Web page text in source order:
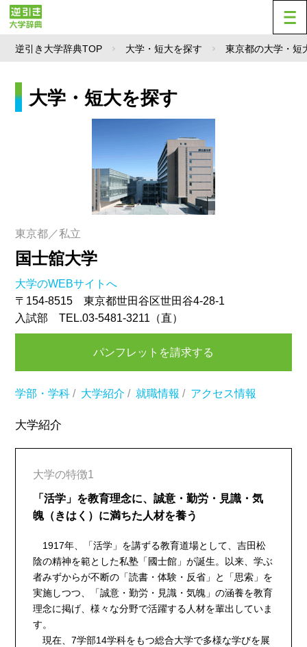
逆引き大学辞典TOP 大学・短大を探す 東京都の大学・短
大学・短大を探す
東京都／私立
国士舘大学
大学のWEBサイトへ
〒154-8515 東京都世田谷区世田谷4-28-1
入試部 TEL.03-5481-3211（直）
パンフレットを請求する
学部・学科 / 大学紹介 / 就職情報 / アクセス情報
大学紹介
大学の特徴1
「活学」を教育理念に、誠意・勤労・見識・気
魄（きはく）に満ちた人材を養う
1917年、「活学」を講ずる教育道場として、吉田松
陰の精神を範とした私塾「國士館」が誕生。以来、学ぶ
者みずからが不断の「読書・体験・反省」と「思索」を
実施しつつ、「誠意・勤労・見識・気魄」の涵養を教育
理念に掲げ、様々な分野で活躍する人材を輩出していま
す。
現在、7学部14学科をもつ総合大学で多様な学びを展